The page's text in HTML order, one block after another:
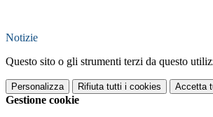
Notizie
Questo sito o gli strumenti terzi da questo
Personalizza Rifiuta tutti i cookies Accetta
Gestione cookie